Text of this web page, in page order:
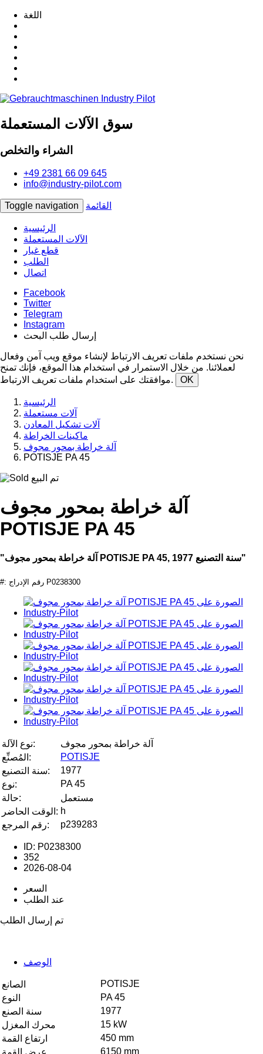
اللغة
سوق الآلات المستعملة
الشراء والتخلص
+49 2381 66 09 645
info@industry-pilot.com
Toggle navigation القائمة
الرئيسية
الآلات المستعملة
قطع غيار
الطلب
اتصال
Facebook
Twitter
Telegram
Instagram
إرسال طلب البحث
نحن نستخدم ملفات تعريف الارتباط لإنشاء موقع ويب آمن وفعال
لعملائنا. من خلال الاستمرار في استخدام هذا الموقع، فإنك تمنح
موافقتك على استخدام ملفات تعريف الارتباط.
OK
الرئيسية
آلات مستعملة
آلات تشكيل المعادن
ماكينات الخراطة
آلة خراطة بمحور مجوف
POTISJE PA 45
تم البيع
آلة خراطة بمحور مجوف
POTISJE PA 45
"آلة خراطة بمحور مجوف POTISJE PA 45, سنة التصنيع 1977"
#: رقم الإدراج P0238300
نوع الآلة:
آلة خراطة بمحور مجوف
المُصنِّع:
POTISJE
سنة التصنيع:
1977
نوع:
PA 45
حالة:
مستعمل
الوقت الحاضر: h
رقم المرجع:
p239283
ID: P0238300
352
2026-08-04
السعر
عند الطلب
تم إرسال الطلب
الوصف
الصانع
POTISJE
النوع
PA 45
سنة الصنع
1977
محرك المغزل
15 kW
ارتفاع القمة
450 mm
عرض القمة
6150 mm